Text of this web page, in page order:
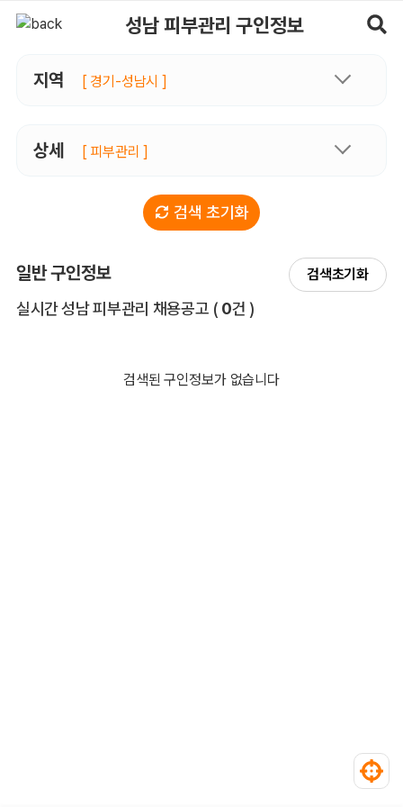
성남 피부관리 구인정보
지역 [ 경기-성남시 ]
상세 [ 피부관리 ]
검색 초기화
일반 구인정보 검색초기화
실시간 성남 피부관리 채용공고 전체 목록
( 0건 )
검색된 구인정보가 없습니다